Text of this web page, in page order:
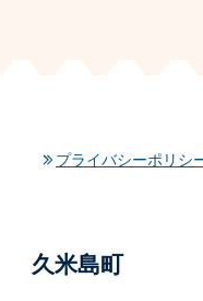
プライバシーポリシ
久米島町